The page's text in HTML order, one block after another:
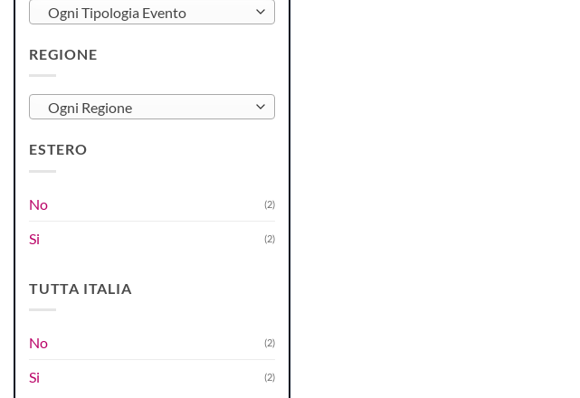
Ogni Tipologia Evento
REGIONE
Ogni Regione
ESTERO
No (2)
Si (2)
TUTTA ITALIA
No (2)
Si (2)